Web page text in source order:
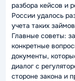
разбора кейсов и
России удалось
учета таких
Главные советы:
конкретные
документы,
диалог с
стороне закона и